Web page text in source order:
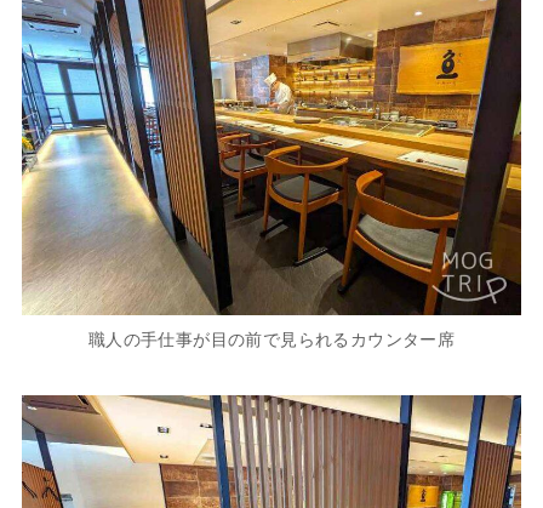
職人の手仕事が目の前で見られるカウンター席